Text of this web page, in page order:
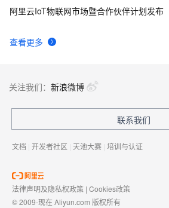
查看更多
阿里云IoT物联网市场暨合作伙伴计划发布
关注我们： 新浪微博
联系我们
文档 | 开发者社区 | 天池大赛 | 培训与认证
法律声明及隐私权政策 | Cookies政策
© 2009-现在 Aliyun.com 版权所有